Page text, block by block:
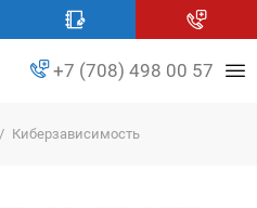
+7 (708) 498 00 57
Киберзависимость